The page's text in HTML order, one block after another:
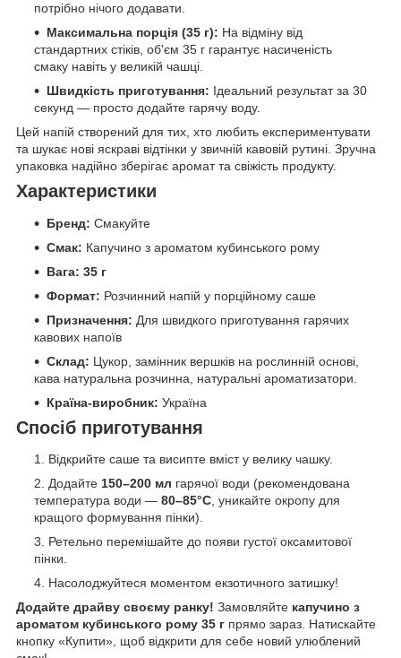
потрібно нічого додавати.
Максимальна порція (35 г): На відміну від
стандартних стіків, об'єм 35 г гарантує насиченість
смаку навіть у великій чашці.
Швидкість приготування: Ідеальний результат за 30
секунд — просто додайте гарячу воду.
Цей напій створений для тих, хто любить експериментувати
та шукає нові яскраві відтінки у звичній кавовій рутині. Зручна
упаковка надійно зберігає аромат та свіжість продукту.
Характеристики
Бренд: Смакуйте
Смак: Капучино з ароматом кубинського рому
Вага: 35 г
Формат: Розчинний напій у порційному саше
Призначення: Для швидкого приготування гарячих
кавових напоїв
Склад: Цукор, замінник вершків на рослинній основі,
кава натуральна розчинна, натуральні ароматизатори.
Країна-виробник: Україна
Спосіб приготування
Відкрийте саше та висипте вміст у велику чашку.
Додайте 150–200 мл гарячої води (рекомендована
температура води — 80–85°C, уникайте окропу для
кращого формування пінки).
Ретельно перемішайте до появи густої оксамитової
пінки.
Насолоджуйтеся моментом екзотичного затишку!
Додайте драйву своєму ранку! Замовляйте капучино з
ароматом кубинського рому 35 г прямо зараз. Натискайте
кнопку «Купити», щоб відкрити для себе новий улюблений